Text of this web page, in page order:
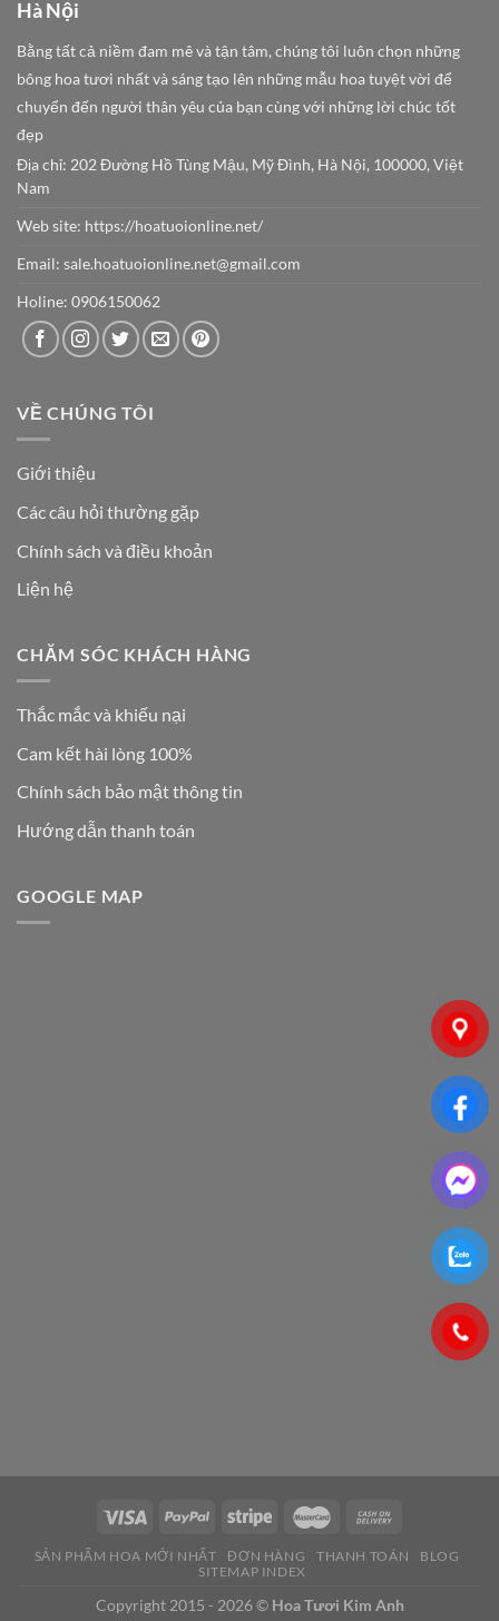
Hà Nội
Bằng tất cả niềm đam mê và tận tâm, chúng tôi luôn chọn những
bông hoa tươi nhất và sáng tạo lên những mẫu hoa tuyệt vời để
chuyển đến người thân yêu của bạn cùng với những lời chúc tốt
đẹp
Địa chỉ: 202 Đường Hồ Tùng Mậu, Mỹ Đình, Hà Nội, 100000, Việt
Nam
Web site: https://hoatuoionline.net/
Email: sale.hoatuoionline.net@gmail.com
Holine: 0906150062
VỀ CHÚNG TÔI
Giới thiệu
Các câu hỏi thường gặp
Chính sách và điều khoản
Liện hệ
CHĂM SÓC KHÁCH HÀNG
Thắc mắc và khiếu nại
Cam kết hài lòng 100%
Chính sách bảo mật thông tin
Hướng dẫn thanh toán
GOOGLE MAP
SẢN PHẨM HOA MỚI NHẤT ĐƠN HÀNG THANH TOÁN
BLOG
SITEMAP INDEX
Copyright 2015 - 2026 © Hoa Tươi Kim Anh